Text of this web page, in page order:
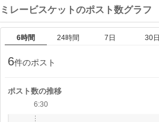
ミレービスケットのポスト数グラフ
6時間 24時間 7日 30日
6件のポスト
ポスト数の推移
6:30